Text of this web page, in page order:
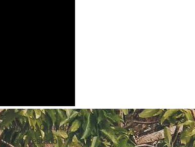
mundo. Quando
ser testado